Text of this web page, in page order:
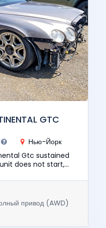
GTC
Нью-Йорк
Gtc sustained
does not start,
привод (AWD)